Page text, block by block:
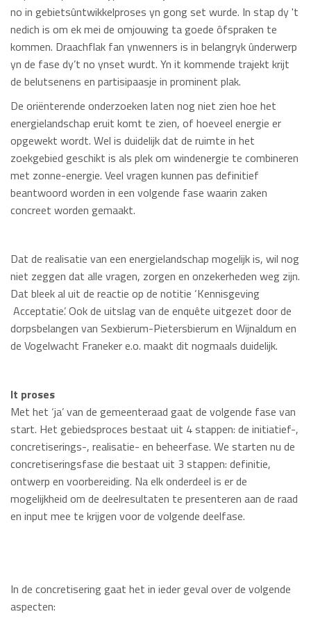
no in gebietsûntwikkelproses yn gong set wurde. In stap dy 't
nedich is om ek mei de omjouwing ta goede ôfspraken te
kommen. Draachflak fan ynwenners is in belangryk ûnderwerp
yn de fase dy’t no ynset wurdt. Yn it kommende trajekt krijt
de belutsenens en partisipaasje in prominent plak.
De oriënterende onderzoeken laten nog niet zien hoe het
energielandschap eruit komt te zien, of hoeveel energie er
opgewekt wordt. Wel is duidelijk dat de ruimte in het
zoekgebied geschikt is als plek om windenergie te combineren
met zonne-energie. Veel vragen kunnen pas definitief
beantwoord worden in een volgende fase waarin zaken
concreet worden gemaakt.
Dat de realisatie van een energielandschap mogelijk is, wil nog
niet zeggen dat alle vragen, zorgen en onzekerheden weg zijn.
Dat bleek al uit de reactie op de notitie ‘Kennisgeving
Acceptatie’. Ook de uitslag van de enquête uitgezet door de
dorpsbelangen van Sexbierum-Pietersbierum en Wijnaldum en
de Vogelwacht Franeker e.o. maakt dit nogmaals duidelijk.
It proses
Met het ‘ja’ van de gemeenteraad gaat de volgende fase van
start. Het gebiedsproces bestaat uit 4 stappen: de initiatief-,
concretiserings-, realisatie- en beheerfase. We starten nu de
concretiseringsfase die bestaat uit 3 stappen: definitie,
ontwerp en voorbereiding. Na elk onderdeel is er de
mogelijkheid om de deelresultaten te presenteren aan de raad
en input mee te krijgen voor de volgende deelfase.
In de concretisering gaat het in ieder geval over de volgende
aspecten: